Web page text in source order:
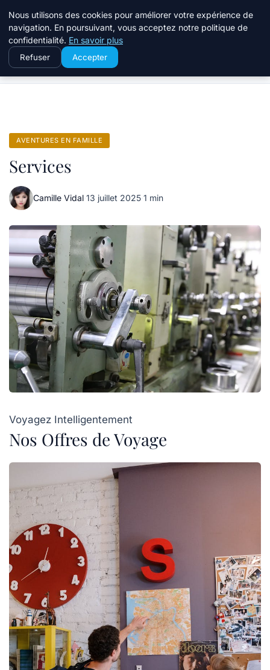
Terredeprovence
Accueil Aventures en famille
AVENTURES EN FAMILLE
Services
Camille Vidal·13 juillet 2025·1 min
Voyagez Intelligentement
Nos Offres de Voyage
Nous utilisons des cookies pour améliorer votre expérience de
navigation. En poursuivant, vous acceptez notre politique de
confidentialité. En savoir plus
Refuser Accepter